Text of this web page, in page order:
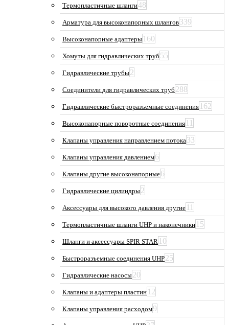
Термопластичные шланги48
Арматура для высоконапорных шлангов339
Высоконапорные адаптеры 160
Хомуты для гидравлических труб 55
Гидравлические трубы2
Соединители для гидравлических труб 288
Гидравлические быстроразъемные соединения 162
Высоконапорные поворотные соединения 11
Клапаны управления направлением потока33
Клапаны управления давлением6
Клапаны другие высоконапорные6
Гидравлические цилиндры2
Аксессуары для высокого давления другие 11
Термопластичные шланги UHP и наконечники 15
Шланги и аксессуары SPIR STAR 10
Быстроразъемные соединения UHP25
Гидравлические насосы20
Клапаны и адаптеры пластин 12
Клапаны управления расходом9